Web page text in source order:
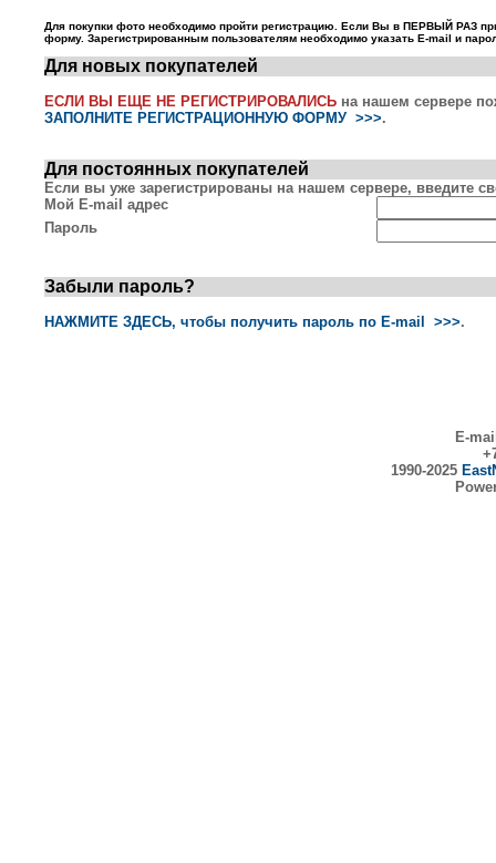
Для покупки фото необходимо пройти регистрацию. Если Вы в ПЕРВЫЙ РАЗ
форму. Зарегистрированным пользователям необходимо указать E-mail и
Для новых покупателей
ЕСЛИ ВЫ ЕЩЕ НЕ РЕГИСТРИРОВАЛИСЬ на нашем сервере
ЗАПОЛНИТЕ РЕГИСТРАЦИОННУЮ ФОРМУ >>>.
Для постоянных покупателей
Если вы уже зарегистрированы на нашем сервере, введите
Мой E-mail адрес
Пароль
Забыли пароль?
НАЖМИТЕ ЗДЕСЬ, чтобы получить пароль по E-mail >>>.
E-
1990-2025